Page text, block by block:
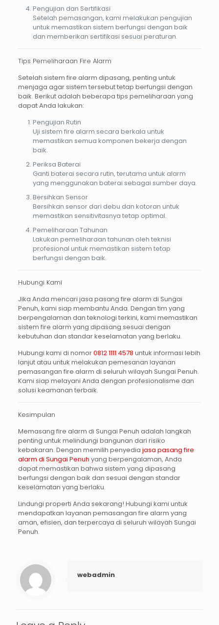
Pengujian dan Sertifikasi
Setelah pemasangan, kami melakukan pengujian
untuk memastikan sistem berfungsi dengan baik
dan memberikan sertifikasi sesuai peraturan.
Tips Pemeliharaan Fire Alarm
Setelah sistem fire alarm dipasang, penting untuk
menjaga agar sistem tersebut tetap berfungsi dengan
baik. Berikut adalah beberapa tips pemeliharaan yang
dapat Anda lakukan:
Pengujian Rutin
Uji sistem fire alarm secara berkala untuk
memastikan semua komponen bekerja dengan
baik.
Periksa Baterai
Ganti baterai secara rutin, terutama untuk alarm
yang menggunakan baterai sebagai sumber daya.
Bersihkan Sensor
Bersihkan sensor dari debu dan kotoran untuk
memastikan sensitivitasnya tetap optimal.
Pemeliharaan Tahunan
Lakukan pemeliharaan tahunan oleh teknisi
profesional untuk memastikan sistem tetap
berfungsi dengan baik.
Hubungi Kami
Jika Anda mencari jasa pasang fire alarm di Sungai
Penuh, kami siap membantu Anda. Dengan tim yang
berpengalaman dan teknologi terkini, kami memastikan
sistem fire alarm yang dipasang sesuai dengan
kebutuhan dan standar keselamatan yang berlaku.
Hubungi kami di nomor0812 1111 4578 untuk informasi lebih
lanjut atau untuk melakukan pemesanan layanan
pemasangan fire alarm di seluruh wilayah Sungai Penuh.
Kami siap melayani Anda dengan profesionalisme dan
solusi keamanan terbaik.
Kesimpulan
Memasang fire alarm di Sungai Penuh adalah langkah
penting untuk melindungi bangunan dari risiko
kebakaran. Dengan memilih penyedia jasa pasang fire
alarm di Sungai Penuh yang berpengalaman, Anda
dapat memastikan bahwa sistem yang dipasang
berfungsi dengan baik dan sesuai dengan standar
keselamatan yang berlaku.
Lindungi properti Anda sekarang! Hubungi kami untuk
mendapatkan layanan pemasangan fire alarm yang
aman, efisien, dan terpercaya di seluruh wilayah Sungai
Penuh.
webadmin